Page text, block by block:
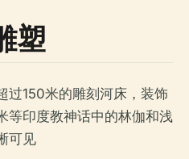
塑
过150米的雕刻河床，装饰
等印度教神话中的林伽和浅
可见